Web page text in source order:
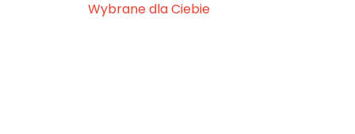
Wybrane dla Ciebie